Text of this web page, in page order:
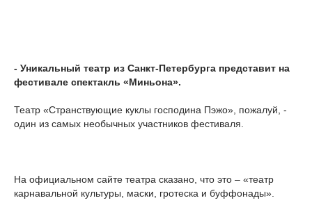
- Уникальный театр из Санкт-Петербурга представит на
фестивале спектакль «Миньона».
Театр «Странствующие куклы господина Пэжо», пожалуй, -
один из самых необычных участников фестиваля.
На официальном сайте театра сказано, что это – «театр
карнавальной культуры, маски, гротеска и буффонады».